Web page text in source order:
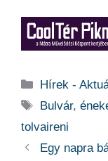
Kategória
Hírek -
Címkék
Bulvár,
tolvaireni
Egy napra